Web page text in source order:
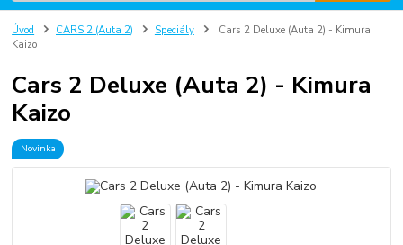
Úvod CARS 2 (Auta 2) Speciály
Cars 2 Deluxe (Auta 2) - Kimura
Kaizo
Cars 2 Deluxe (Auta 2) - Kimura
Kaizo
Novinka